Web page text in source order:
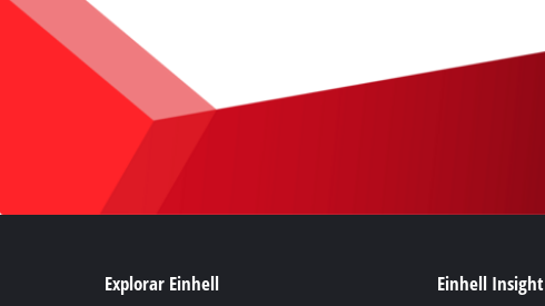
Explorar Einhell Einhell Insight